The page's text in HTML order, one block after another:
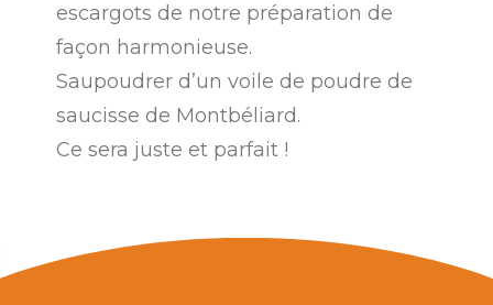
escargots de notre préparation de
façon harmonieuse.
Saupoudrer d’un voile de poudre de
saucisse de Montbéliard.
Ce sera juste et parfait !